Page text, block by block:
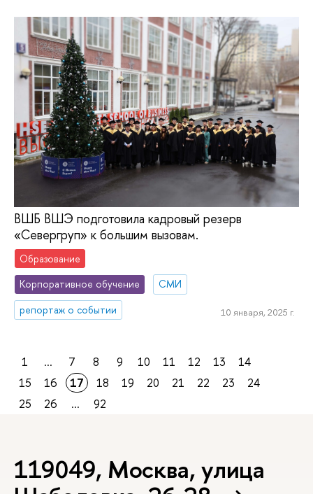
ВШБ ВШЭ подготовила кадровый резерв
«Севергруп» к большим вызовам.
Образование
Корпоративное обучение
СМИ
репортаж о событии
10 января, 2025 г.
1 ... 7 8 9 10 11 12 13
14
15
16 17 18 19 20 21 22 23
24
25
26 ... 92
119049, Москва, улица